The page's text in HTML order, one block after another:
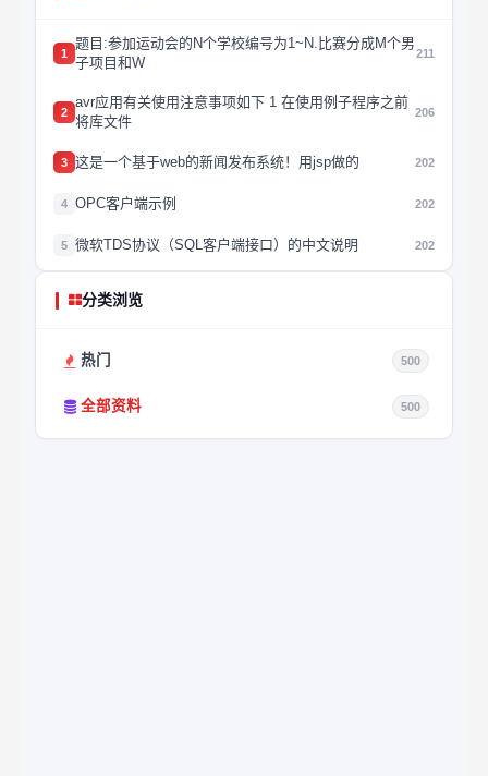
1
题目:参加运动会的N个学校编号为1~N.比赛分成M个男
子项目和W
211
2
avr应用有关使用注意事项如下 1 在使用例子程序之前
将库文件
206
3 这是一个基于web的新闻发布系统！用jsp做的 202
4 OPC客户端示例 202
5 微软TDS协议（SQL客户端接口）的中文说明 202
分类浏览
热门 500
全部资料 500